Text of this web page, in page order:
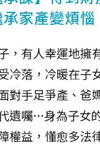
家產變煩惱
，有人幸運地擁
冷落，冷暖在子
對手足爭產、爸
遺囑…身為子女
權益，懂愈多法